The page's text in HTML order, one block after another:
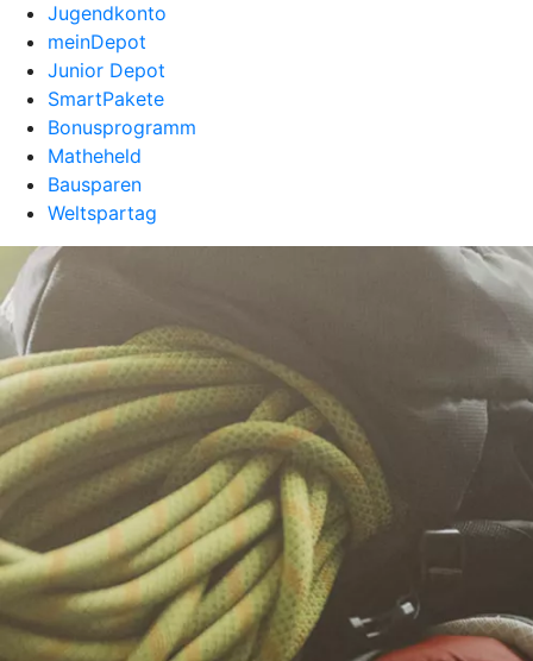
Jugendkonto
meinDepot
Junior Depot
SmartPakete
Bonusprogramm
Matheheld
Bausparen
Weltspartag